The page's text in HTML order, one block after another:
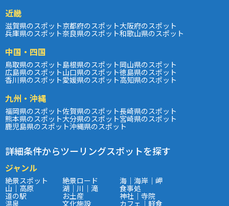
近畿
滋賀県のスポット京都府のスポット大阪府のスポット
兵庫県のスポット奈良県のスポット和歌山県のスポット
中国・四国
鳥取県のスポット島根県のスポット岡山県のスポット
広島県のスポット山口県のスポット徳島県のスポット
香川県のスポット愛媛県のスポット高知県のスポット
九州・沖縄
福岡県のスポット佐賀県のスポット長崎県のスポット
熊本県のスポット大分県のスポット宮崎県のスポット
鹿児島県のスポット沖縄県のスポット
詳細条件からツーリングスポットを探す
ジャンル
絶景スポット 絶景ロード 海｜海岸｜岬
山｜高原 湖｜川｜滝 食事処
道の駅 お土産 神社｜寺院
温泉 文化施設 カフェ｜軽食